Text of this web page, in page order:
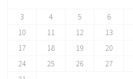
3
4 5 6
10
11 12 13
17
18 19 20
24
25 26 27